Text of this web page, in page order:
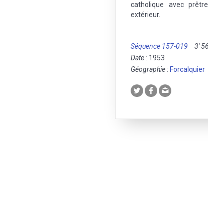
catholique avec
extérieur.
Séquence 157-019 3'
Date : 1953
Géographie : Forcalquier